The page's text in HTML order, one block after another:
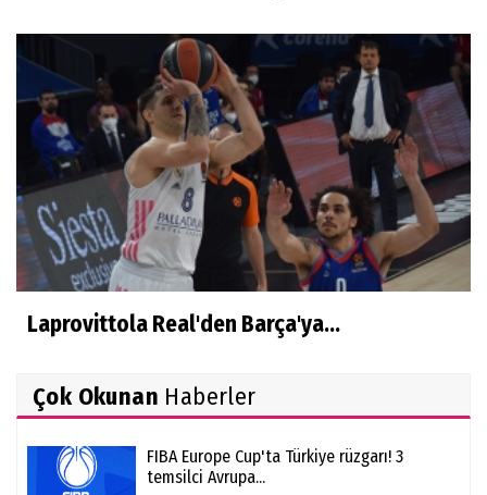
Laprovittola Real'den Barça'ya...
Çok Okunan Haberler
FIBA Europe Cup'ta Türkiye rüzgarı! 3
temsilci Avrupa...